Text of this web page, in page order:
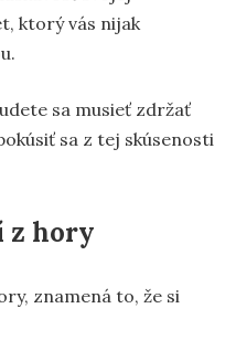
ktorý vás nijak
sa musieť zdržať
sa z tej skúsenosti
z hory
znamená to, že si